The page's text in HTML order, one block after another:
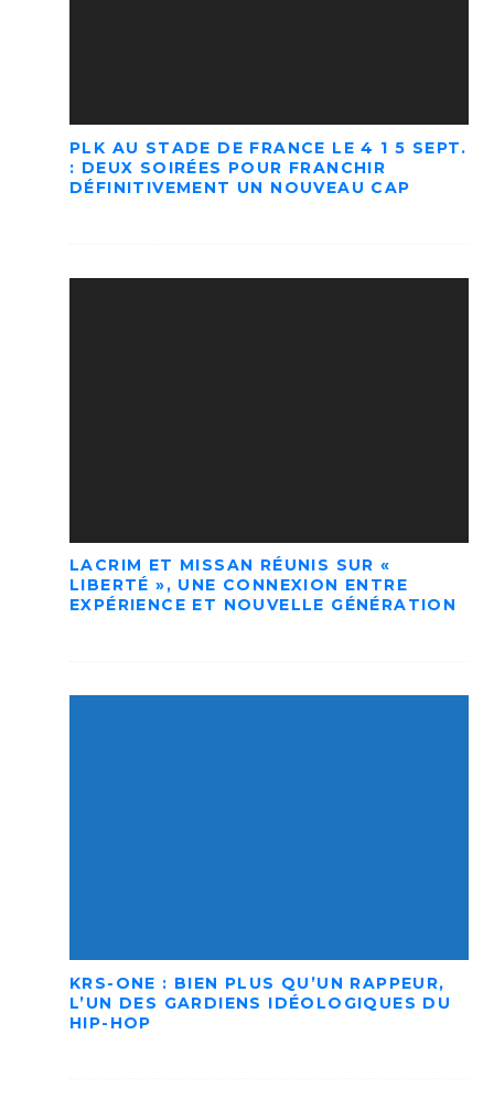
PLK AU STADE DE FRANCE LE 4 1 5 SEPT.
: DEUX SOIRÉES POUR FRANCHIR
DÉFINITIVEMENT UN NOUVEAU CAP
LACRIM ET MISSAN RÉUNIS SUR «
LIBERTÉ », UNE CONNEXION ENTRE
EXPÉRIENCE ET NOUVELLE GÉNÉRATION
KRS-ONE : BIEN PLUS QU’UN RAPPEUR,
L’UN DES GARDIENS IDÉOLOGIQUES DU
HIP-HOP